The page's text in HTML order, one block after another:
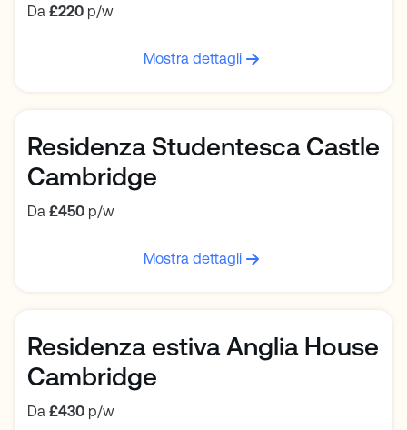
Da £220 p/w
Mostra dettagli
Residenza Studentesca Castle
Cambridge
Da £450 p/w
Mostra dettagli
Residenza estiva Anglia House
Cambridge
Da £430 p/w